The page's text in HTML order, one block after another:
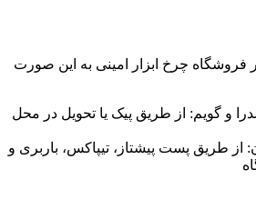
فروشگاه چرخ ابزار امینی به این صورت
و گویم: از طریق پیک یا تحویل در محل
از طریق پست پیشتاز، تیپاکس، باربری و